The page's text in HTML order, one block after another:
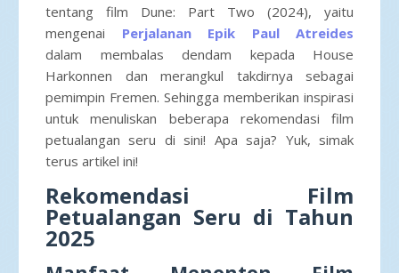
tentang film Dune: Part Two (2024), yaitu
mengenai Perjalanan Epik Paul Atreides
dalam
membalas dendam kepada House
Harkonnen dan merangkul takdirnya sebagai
pemimpin Fremen. Sehingga memberikan inspirasi
untuk menuliskan beberapa rekomendasi film
petualangan seru di sini! Apa saja? Yuk, simak
terus artikel ini!
Rekomendasi Film
Petualangan Seru di Tahun
2025